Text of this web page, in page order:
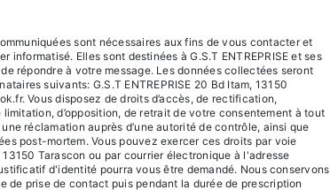
sont nécessaires aux fins de vous contacter et
informatisé. Elles sont destinées à G.S.T ENTREPRISE et ses
répondre à votre message. Les données collectées seront
suivants: G.S.T ENTREPRISE 20 Bd Itam, 13150
Vous disposez de droits d’accès, de rectification,
limitation, d’opposition, de retrait de votre consentement à tout
réclamation auprès d’une autorité de contrôle, ainsi que
post-mortem. Vous pouvez exercer ces droits par voie
13150 Tarascon ou par courrier électronique à l'adresse
d'identité pourra vous être demandé. Nous conservons
de prise de contact puis pendant la durée de prescription